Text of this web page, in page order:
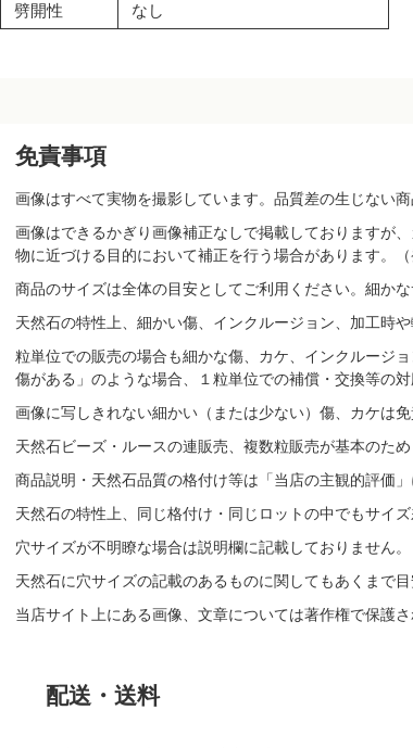
劈開性
なし
免責事項
画像はすべて実物を撮影しています。品質差の生じない
画像はできるかぎり画像補正なしで掲載しておりますが
物に近づける目的において補正を行う場合があります。
商品のサイズは全体の目安としてご利用ください。細か
天然石の特性上、細かい傷、インクルージョン、加工時
粒単位での販売の場合も細かな傷、カケ、インクルージ
傷がある」のような場合、１粒単位での補償・交換等の対
画像に写しきれない細かい（または少ない）傷、カケは免
天然石ビーズ・ルースの連販売、複数粒販売が基本のた
商品説明・天然石品質の格付け等は「当店の主観的評価
天然石の特性上、同じ格付け・同じロットの中でもサイ
穴サイズが不明瞭な場合は説明欄に記載しておりません
天然石に穴サイズの記載のあるものに関してもあくまで
当店サイト上にある画像、文章については著作権で保護
配送・送料